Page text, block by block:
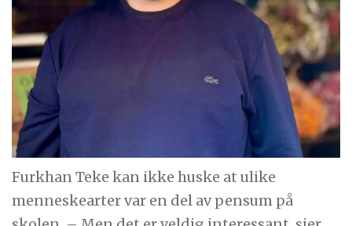
Furkhan Teke kan ikke huske at ulike
menneskearter var en del av pensum på